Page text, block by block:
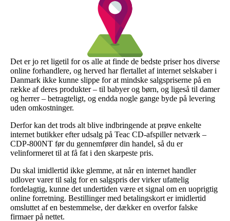
Det er jo ret ligetil for os alle at finde de bedste priser hos diverse
online forhandlere, og herved har flertallet af internet selskaber i
Danmark ikke kunne slippe for at mindske salgspriserne på en
række af deres produkter – til babyer og børn, og ligeså til damer
og herrer – betragteligt, og endda nogle gange byde på levering
uden omkostninger.
Derfor kan det trods alt blive indbringende at prøve enkelte
internet butikker efter udsalg på Teac CD-afspiller netværk –
CDP-800NT før du gennemfører din handel, så du er
velinformeret til at få fat i den skarpeste pris.
Du skal imidlertid ikke glemme, at når en internet handler
udlover varer til salg for en salgspris der virker ufattelig
fordelagtig, kunne det undertiden være et signal om en uoprigtig
online forretning. Bestillinger med betalingskort er imidlertid
omsluttet af en bestemmelse, der dækker en overfor falske
firmaer på nettet.